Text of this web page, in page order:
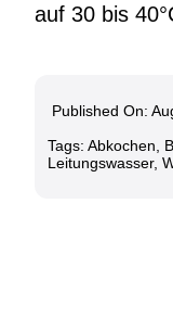
auf 30 bis
Published On:
Tags: Abkochen,
Leitungswasser,